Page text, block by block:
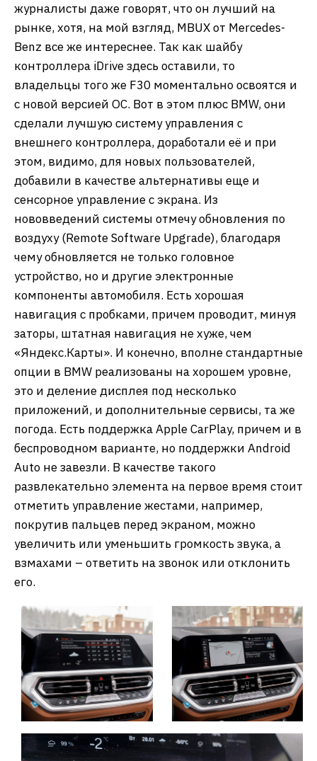
журналисты даже говорят, что он лучший на
рынке, хотя, на мой взгляд, MBUX от Mercedes-
Benz все же интереснее. Так как шайбу
контроллера iDrive здесь оставили, то
владельцы того же F30 моментально освоятся и
с новой версией ОС. Вот в этом плюс BMW, они
сделали лучшую систему управления с
внешнего контроллера, доработали её и при
этом, видимо, для новых пользователей,
добавили в качестве альтернативы еще и
сенсорное управление с экрана. Из
нововведений системы отмечу обновления по
воздуху (Remote Software Upgrade), благодаря
чему обновляется не только головное
устройство, но и другие электронные
компоненты автомобиля. Есть хорошая
навигация с пробками, причем проводит, минуя
заторы, штатная навигация не хуже, чем
«Яндекс.Карты». И конечно, вполне стандартные
опции в BMW реализованы на хорошем уровне,
это и деление дисплея под несколько
приложений, и дополнительные сервисы, та же
погода. Есть поддержка Apple CarPlay, причем и в
беспроводном варианте, но поддержки Android
Auto не завезли. В качестве такого
развлекательно элемента на первое время стоит
отметить управление жестами, например,
покрутив пальцев перед экраном, можно
увеличить или уменьшить громкость звука, а
взмахами – ответить на звонок или отклонить
его.